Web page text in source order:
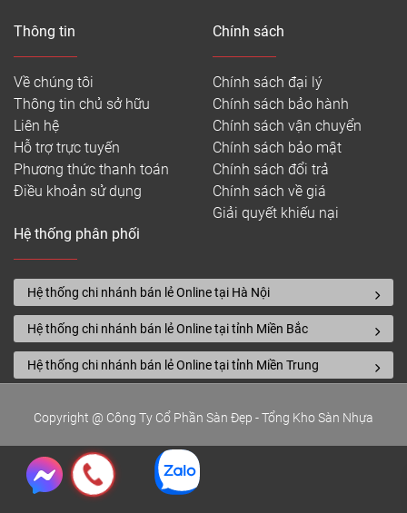
Thông tin
Về chúng tôi
Thông tin chủ sở hữu
Liên hệ
Hỗ trợ trực tuyến
Phương thức thanh toán
Điều khoản sử dụng
Chính sách
Chính sách đại lý
Chính sách bảo hành
Chính sách vận chuyển
Chính sách bảo mật
Chính sách đổi trả
Chính sách về giá
Giải quyết khiếu nại
Hệ thống phân phối
Hệ thống chi nhánh bán lẻ Online tại Hà Nội
Hệ thống chi nhánh bán lẻ Online tại tỉnh Miền Bắc
Hệ thống chi nhánh bán lẻ Online tại tỉnh Miền Trung
Copyright @ Công Ty Cổ Phần Sàn Đẹp - Tổng Kho Sàn Nhựa